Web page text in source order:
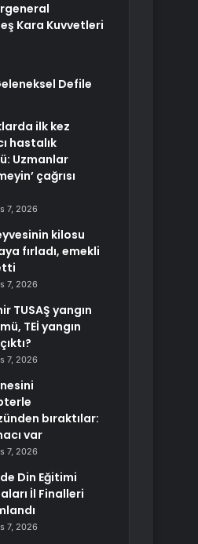
Kara Kuvvetleri
Defile
ilk kez
hastalık
Uzmanlar
çağrısı
7, 2026
kilosu
fırladı, emekli
7, 2026
TUSAŞ yangın
TEİ yangın
7, 2026
bıraktılar:
var
7, 2026
Din Eğitimi
İl Finalleri
7, 2026